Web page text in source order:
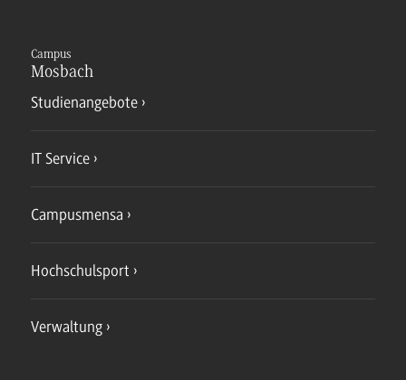
Campus
Mosbach
Studienangebote
IT Service
Campusmensa
Hochschulsport
Verwaltung